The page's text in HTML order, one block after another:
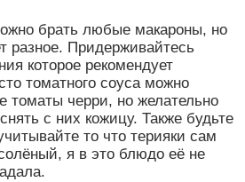
брать любые макароны, но
разное. Придерживайтесь
которое рекомендует
томатного соуса можно
томаты черри, но желательно
с них кожицу. Также будьте
то что терияки сам
я в это блюдо её не